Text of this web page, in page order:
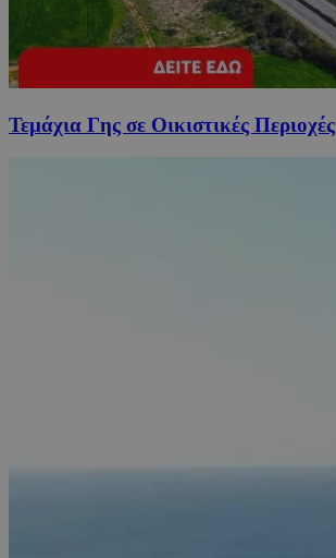
Τεμάχια Γης σε Οικιστικές Περιοχές